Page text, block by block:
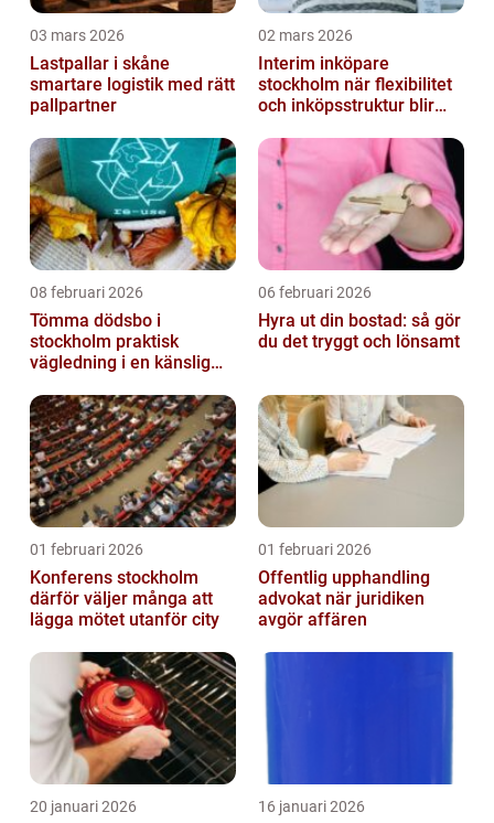
03 mars 2026
Lastpallar i skåne
smartare logistik med rätt
pallpartner
02 mars 2026
Interim inköpare
stockholm när flexibilitet
och inköpsstruktur blir
08 februari 2026
Tömma dödsbo i
stockholm praktisk
vägledning i en känslig
06 februari 2026
Hyra ut din bostad: så gör
du det tryggt och lönsamt
01 februari 2026
Konferens stockholm
därför väljer många att
lägga mötet utanför city
01 februari 2026
Offentlig upphandling
advokat när juridiken
avgör affären
20 januari 2026 16 januari 2026